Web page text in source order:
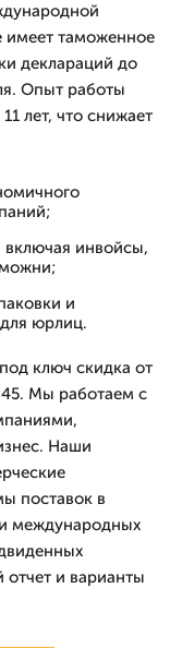
имеет таможенное
деклараций до
Опыт работы
лет, что снижает
инвойсы,
и
юрлиц.
ключ скидка от
Мы работаем с
Наши
поставок в
международных
отчет и варианты